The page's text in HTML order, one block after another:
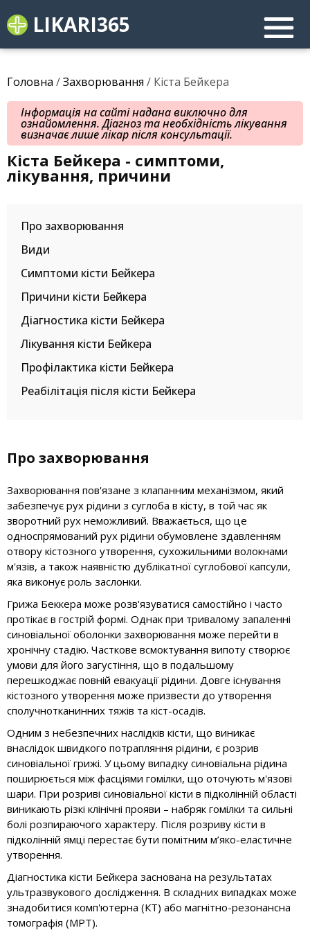
LIKARI365
Головна /Захворювання / Кіста Бейкера
Інформація на сайті надана виключно для
ознайомлення. Діагноз та необхідність лікування
визначає лише лікар після консультації.
Кіста Бейкера - симптоми,
лікування, причини
Про захворювання
Види
Симптоми кісти Бейкера
Причини кісти Бейкера
Діагностика кісти Бейкера
Лікування кісти Бейкера
Профілактика кісти Бейкера
Реабілітація після кісти Бейкера
Про захворювання
Захворювання пов'язане з клапанним механізмом, який
забезпечує рух рідини з суглоба в кісту, в той час як
зворотний рух неможливий. Вважається, що це
односпрямований рух рідини обумовлене здавленням
отвору кістозного утворення, сухожильними волокнами
м'язів, а також наявністю дублікатної суглобової капсули,
яка виконує роль заслонки.
Грижа Беккера може розв'язуватися самостійно і часто
протікає в гострій формі. Однак при тривалому запаленні
синовіальної оболонки захворювання може перейти в
хронічну стадію. Часткове всмоктування випоту створює
умови для його загустіння, що в подальшому
перешкоджає повній евакуації рідини. Довге існування
кістозного утворення може призвести до утворення
сполучнотканинних тяжів та кіст-осадів.
Одним з небезпечних наслідків кісти, що виникає
внаслідок швидкого потрапляння рідини, є розрив
синовіальної грижі. У цьому випадку синовіальна рідина
поширюється між фасціями гомілки, що оточують м'язові
шари. При розриві синовіальної кісти в підколінній області
виникають різкі клінічні прояви – набряк гомілки та сильні
болі розпираючого характеру. Після розриву кісти в
підколінній ямці перестає бути помітним м’яко-еластичне
утворення.
Діагностика кісти Бейкера заснована на результатах
ультразвукового дослідження. В складних випадках може
знадобитися комп'ютерна (КТ) або магнітно-резонансна
томографія (МРТ).